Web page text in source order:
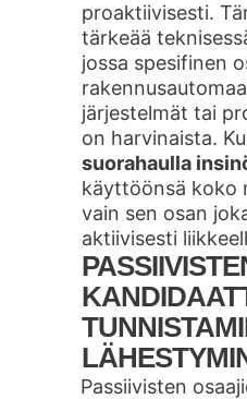
proaktiivisesti.
tärkeää
jossa spesifinen
järjestelmät tai
on harvinaista.
suorahaulla
käyttöönsä koko
vain sen osan
aktiivisesti
Passiivisten